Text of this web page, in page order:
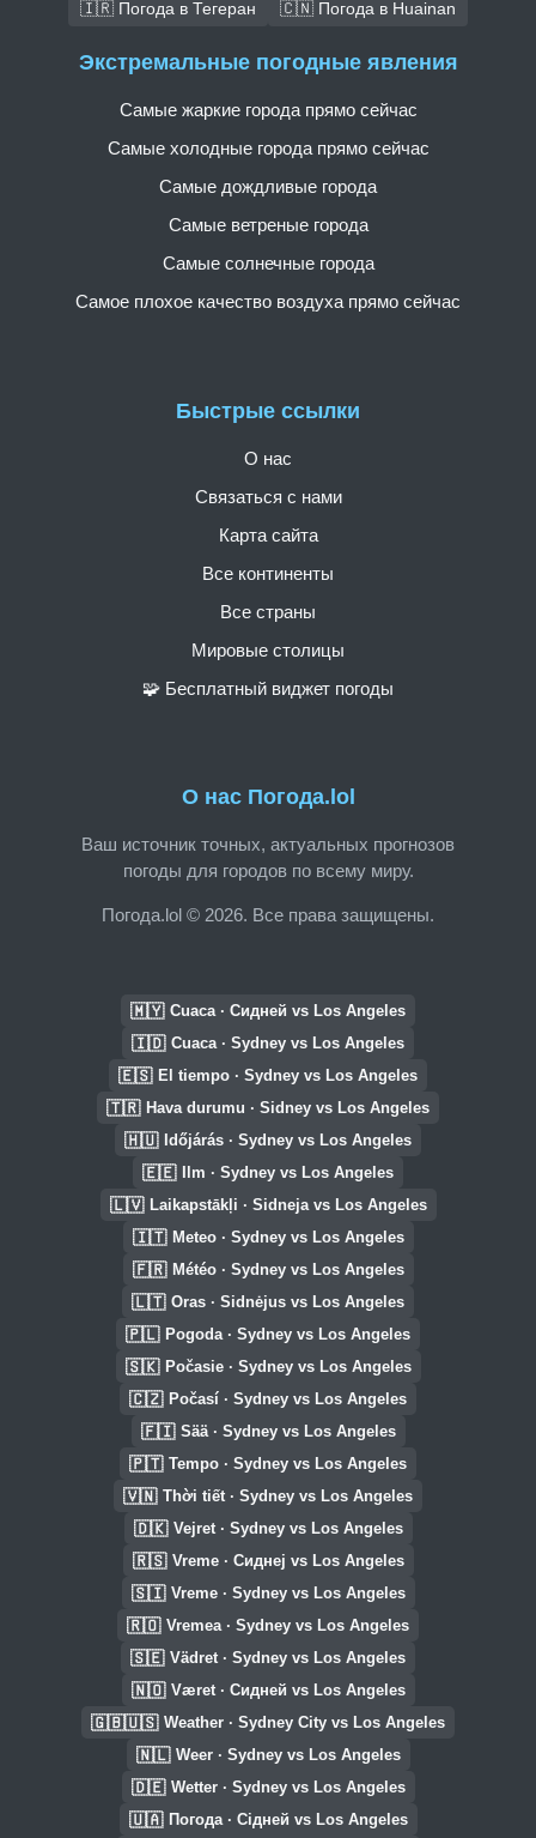
🇮🇷 Погода в Тегеран
🇨🇳 Погода в Huainan
О нас Погода.lol
Ваш источник точных, актуальных прогнозов
погоды для городов по всему миру.
Погода.lol © 2026. Все права защищены.
Быстрые ссылки
О нас
Связаться с нами
Карта сайта
Все континенты
Все страны
Мировые столицы
🧩 Бесплатный виджет погоды
Экстремальные погодные явления
Самые жаркие города прямо сейчас
Самые холодные города прямо сейчас
Самые дождливые города
Самые ветреные города
Самые солнечные города
Самое плохое качество воздуха прямо сейчас
🇲🇾 Cuaca · Сидней vs Los Angeles
🇮🇩 Cuaca · Sydney vs Los Angeles
🇪🇸 El tiempo · Sydney vs Los Angeles
🇹🇷 Hava durumu · Sidney vs Los Angeles
🇭🇺 Időjárás · Sydney vs Los Angeles
🇪🇪 Ilm · Sydney vs Los Angeles
🇱🇻 Laikapstākļi · Sidneja vs Los Angeles
🇮🇹 Meteo · Sydney vs Los Angeles
🇫🇷 Météo · Sydney vs Los Angeles
🇱🇹 Oras · Sidnėjus vs Los Angeles
🇵🇱 Pogoda · Sydney vs Los Angeles
🇸🇰 Počasie · Sydney vs Los Angeles
🇨🇿 Počasí · Sydney vs Los Angeles
🇫🇮 Sää · Sydney vs Los Angeles
🇵🇹 Tempo · Sydney vs Los Angeles
🇻🇳 Thời tiết · Sydney vs Los Angeles
🇩🇰 Vejret · Sydney vs Los Angeles
🇷🇸 Vreme · Сиднеј vs Los Angeles
🇸🇮 Vreme · Sydney vs Los Angeles
🇷🇴 Vremea · Sydney vs Los Angeles
🇸🇪 Vädret · Sydney vs Los Angeles
🇳🇴 Været · Сидней vs Los Angeles
🇬🇧🇺🇸 Weather · Sydney City vs Los Angeles
🇳🇱 Weer · Sydney vs Los Angeles
🇩🇪 Wetter · Sydney vs Los Angeles
🇺🇦 Погода · Сідней vs Los Angeles